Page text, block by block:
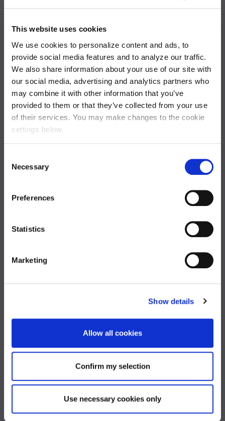
This website uses cookies
We use cookies to personalize content and ads, to
provide social media features and to analyze our traffic.
We also share information about your use of our site with
our social media, advertising and analytics partners who
may combine it with other information that you’ve
provided to them or that they’ve collected from your use
of their services. You may make changes to the cookie
settings below.
Selection
Necessary
Preferences
Statistics
Marketing
Show details
Allow all cookies
Confirm my selection
Use necessary cookies only
Active International est une équipe mondiale composée d'innovateurs
business, de spécialistes médias et d'experts financiers qui se
consacrent à vous proposer des solutions financières sur mesure et des
solutions personnalisées, créatrices de valeur.
6 rue Duret,75016 ParisFrance
Lexique
Valorisations des actifs
Optimisation Média
Facility Management
Patrimoine Immobilier